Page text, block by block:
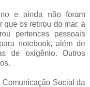
e ainda não foram
que os retirou do mar, a
pertences pessoais
notebook, além de
de oxigênio. Outros
Social da